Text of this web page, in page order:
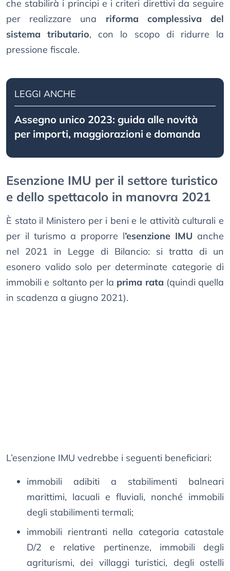
che stabilirà i principi e i criteri direttivi da seguire
per realizzare una riforma complessiva del
sistema tributario, con lo scopo di ridurre la
pressione fiscale.
LEGGI ANCHE
Assegno unico 2023: guida alle novità
per importi, maggiorazioni e domanda
Esenzione IMU per il settore turistico
e dello spettacolo in manovra 2021
È stato il Ministero per i beni e le attività culturali e
per il turismo a proporre l’esenzione IMU anche
nel 2021 in Legge di Bilancio: si tratta di un
esonero valido solo per determinate categorie di
immobili e soltanto per la prima rata (quindi quella
in scadenza a giugno 2021).
L’esenzione IMU vedrebbe i seguenti beneficiari:
immobili adibiti a stabilimenti balneari
marittimi, lacuali e fluviali, nonché immobili
degli stabilimenti termali;
immobili rientranti nella categoria catastale
D/2 e relative pertinenze, immobili degli
agriturismi, dei villaggi turistici, degli ostelli